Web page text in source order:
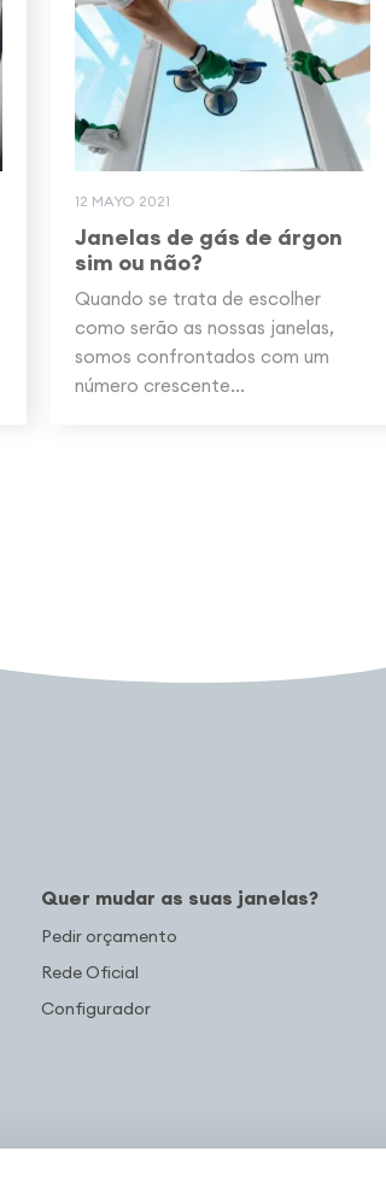
12 MAYO 2021
Janelas de gás de árgon
sim ou não?
Quando se trata de escolher
como serão as nossas janelas,
somos confrontados com um
número crescente...
Quer mudar as suas janelas?
Pedir orçamento
Rede Oficial
Configurador